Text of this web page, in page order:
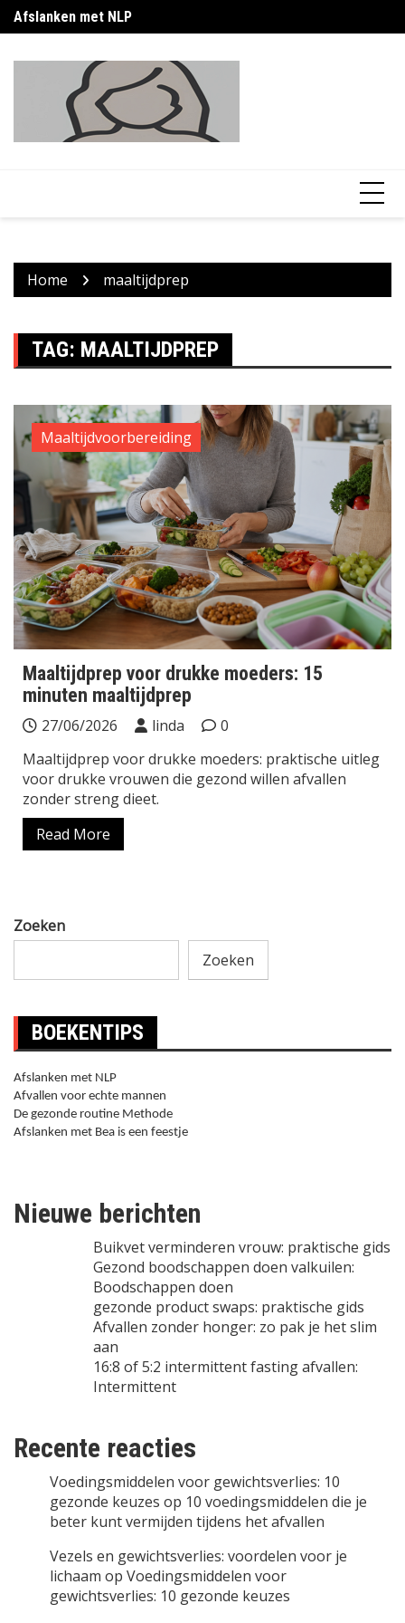
Skip
to
Afslanken met NLP
Home maaltijdprep
TAG: MAALTIJDPREP
Maaltijdvoorbereiding
Maaltijdprep voor drukke moeders: 15
minuten maaltijdprep
27/06/2026 linda
0
Maaltijdprep voor drukke moeders: praktische uitleg
voor drukke vrouwen die gezond willen afvallen
zonder streng dieet.
Read More
Zoeken
Zoeken
BOEKENTIPS
Afslanken met NLP
Afvallen voor echte mannen
De gezonde routine Methode
Afslanken met Bea is een feestje
Nieuwe berichten
Buikvet verminderen vrouw: praktische gids
Gezond boodschappen doen valkuilen:
Boodschappen doen
gezonde product swaps: praktische gids
Afvallen zonder honger: zo pak je het slim
aan
16:8 of 5:2 intermittent fasting afvallen:
Intermittent
Recente reacties
Voedingsmiddelen voor gewichtsverlies: 10
gezonde keuzes op 10 voedingsmiddelen die je
beter kunt vermijden tijdens het afvallen
Vezels en gewichtsverlies: voordelen voor je
lichaam op Voedingsmiddelen voor
gewichtsverlies: 10 gezonde keuzes